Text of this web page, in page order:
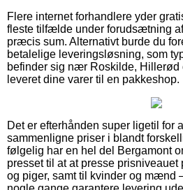
Flere internet forhandlere yder
fleste tilfælde under forudsætning
præcis sum. Alternativt burde du
betalelige leveringsløsning, som
befinder sig nær Roskilde, Hillerød
leveret dine varer til en pakkeshop.
Det er efterhånden super ligetil for
sammenligne priser i blandt
følgelig har en hel del Bergamont
presset til at at presse prisniveauet
og piger, samt til kvinder og mænd